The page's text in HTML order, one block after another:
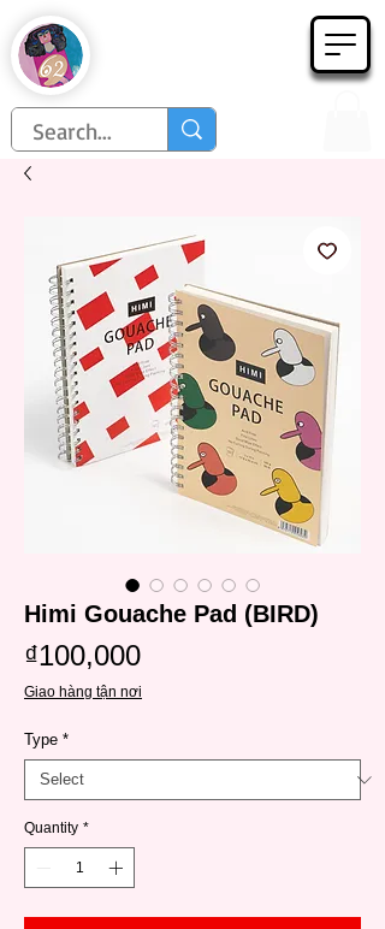
Họa Phẩm 62
Himi Gouache Pad (BIRD)
₫100,000Price
Giao hàng tận nơi
Type *
Quantity *